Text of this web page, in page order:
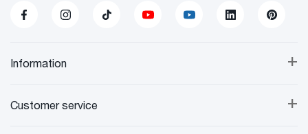
+
Information
+
Customer service